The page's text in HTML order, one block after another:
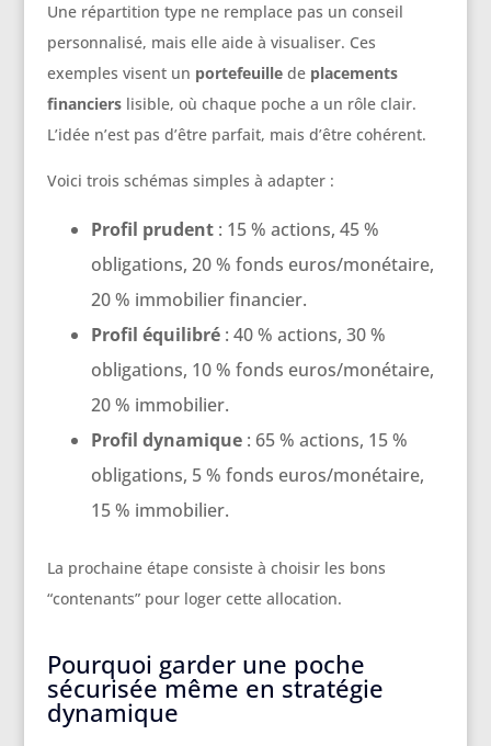
Une répartition type ne remplace pas un conseil
personnalisé, mais elle aide à visualiser. Ces
exemples visent un portefeuillede placements
financierslisible, où chaque poche a un rôle clair.
L’idée n’est pas d’être parfait, mais d’être cohérent.
Voici trois schémas simples à adapter :
Profil prudent: 15 % actions, 45 %
obligations, 20 % fonds euros/monétaire,
20 % immobilier financier.
Profil équilibré: 40 % actions, 30 %
obligations, 10 % fonds euros/monétaire,
20 % immobilier.
Profil dynamique: 65 % actions, 15 %
obligations, 5 % fonds euros/monétaire,
15 % immobilier.
La prochaine étape consiste à choisir les bons
“contenants” pour loger cette allocation.
Pourquoi garder une poche
sécurisée même en stratégie
dynamique